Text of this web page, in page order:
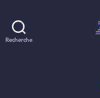
Recherche